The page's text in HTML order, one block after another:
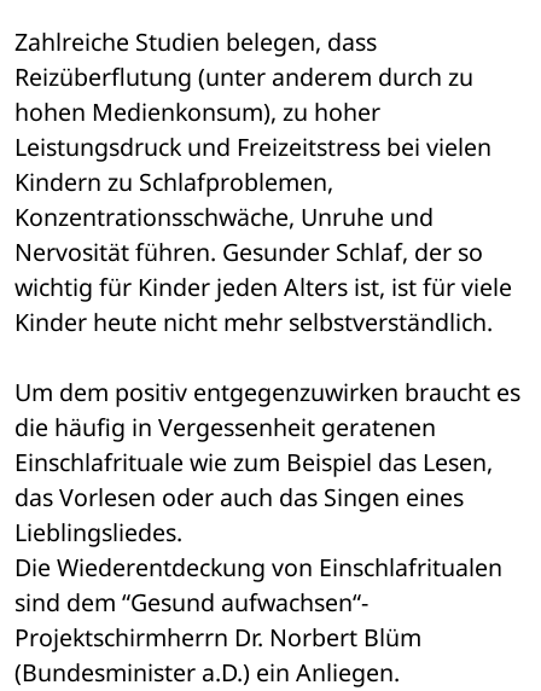
Zahlreiche Studien belegen, dass
Reizüberflutung (unter anderem durch zu
hohen Medienkonsum), zu hoher
Leistungsdruck und Freizeitstress bei vielen
Kindern zu Schlafproblemen,
Konzentrationsschwäche, Unruhe und
Nervosität führen. Gesunder Schlaf, der so
wichtig für Kinder jeden Alters ist, ist für viele
Kinder heute nicht mehr selbstverständlich.
Um dem positiv entgegenzuwirken braucht es
die häufig in Vergessenheit geratenen
Einschlafrituale wie zum Beispiel das Lesen,
das Vorlesen oder auch das Singen eines
Lieblingsliedes.
Die Wiederentdeckung von Einschlafritualen
sind dem “Gesund aufwachsen“-
Projektschirmherrn Dr. Norbert Blüm
(Bundesminister a.D.) ein Anliegen.